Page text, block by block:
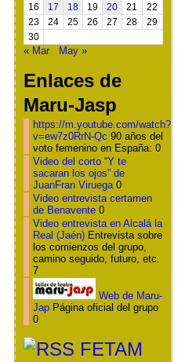
16
17 18 19 20 21
22
23
24 25 26 27 28
29
30
« Mar May »
Enlaces de
Maru-Jasp
https://m.youtube.com/watch?
v=ew7z0RrN-Qc 90 años del
voto femenino en España: 0
Video del corto “Y te
sacaran los ojos” de
JuanFran Viruega0
Video entrevista certamen
de Benavente0
Video entrevista en Alcalá la
Real (Jaén)Entrevista sobre
los comienzos del grupo,
camino seguido, futuro, etc.
7
Web de Maru-
JapPágina oficial del grupo
0
FETAM